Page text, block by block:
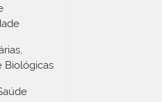
Biológicas